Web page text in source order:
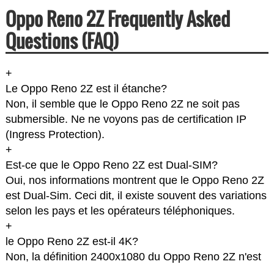
Oppo Reno 2Z Frequently Asked
Questions (FAQ)
+
Le Oppo Reno 2Z est il étanche?
Non, il semble que le Oppo Reno 2Z ne soit pas
submersible. Ne ne voyons pas de certification IP
(Ingress Protection).
+
Est-ce que le Oppo Reno 2Z est Dual-SIM?
Oui, nos informations montrent que le Oppo Reno 2Z
est Dual-Sim. Ceci dit, il existe souvent des variations
selon les pays et les opérateurs téléphoniques.
+
le Oppo Reno 2Z est-il 4K?
Non, la définition 2400x1080 du Oppo Reno 2Z n'est